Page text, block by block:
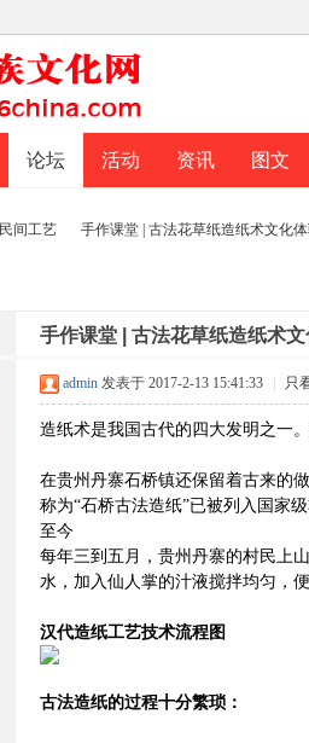
论坛 活动 资讯 图文
民间工艺
›
手作课堂 | 古法花草纸造纸术文化
手作课堂 | 古法花草纸造纸术
admin 发表于 2017-2-13 15:41:33 只
造纸术是我国古代的四大发明之一
在贵州丹寨石桥镇还保留着古来
称为“石桥古法造纸”已被列入国家
至今
每年三到五月，贵州丹寨的村民上
水，加入仙人掌的汁液搅拌均匀，
汉代造纸工艺技术流程图
古法造纸的过程十分繁琐：